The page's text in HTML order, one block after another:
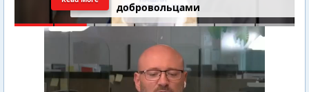
добровольцами